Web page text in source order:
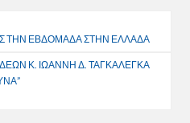
ΤΗΝ ΕΒΔΟΜΑΔΑ ΣΤΗΝ ΕΛΛΑΔΑ
Κ. ΙΩΑΝΝΗ Δ. ΤΑΓΚΑΛΕΓΚΑ